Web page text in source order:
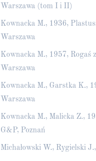
Warszawa (tom I i II)
Kownacka M., 1936,
Warszawa
Kownacka M., 1957, Rogaś
Warszawa
Kownacka M., Garstka K.,
Warszawa
Kownacka M., Malicka Z.,
G&P, Poznań
Michałowski W., Rygielski